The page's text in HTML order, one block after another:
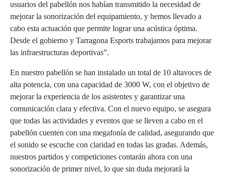
usuarios del pabellón nos habían transmitido la necesidad de
mejorar la sonorización del equipamiento, y hemos llevado a
cabo esta actuación que permite lograr una acústica óptima.
Desde el gobierno y Tarragona Esports trabajamos para mejorar
las infraestructuras deportivas”.
En nuestro pabellón se han instalado un total de 10 altavoces de
alta potencia, con una capacidad de 3000 W, con el objetivo de
mejorar la experiencia de los asistentes y garantizar una
comunicación clara y efectiva. Con el nuevo equipo, se asegura
que todas las actividades y eventos que se lleven a cabo en el
pabellón cuenten con una megafonía de calidad, asegurando que
el sonido se escuche con claridad en todas las gradas. Además,
nuestros partidos y competiciones contarán ahora con una
sonorización de primer nivel, lo que sin duda mejorará la